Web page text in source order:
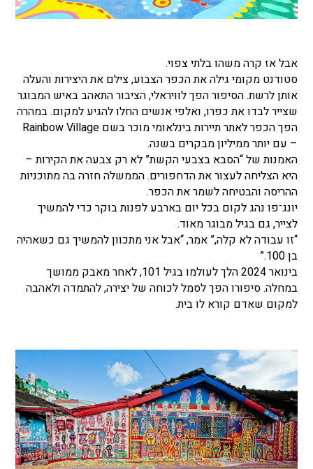
אבל אז קרה משהו בלתי צפוי.
סטודנט מקומי גילה את הכפר הצבוע, צילם את היצירות והעלה
אותן לרשת. הסיפור הפך לוויראלי, הציבור התאהב באיש המבוגר
שצייר לבדו את כפרו, ואלפי אנשים החלו להגיע למקום. במהרה
הפך הכפר לאתר תיירות בינלאומי מוכר בשם Rainbow Village
– עם יותר ממיליון מבקרים בשנה.
האמנות של “הסבא בצבעי הקשת” לא רק צבעה את הקירות –
היא הצליחה לעצור את הדחפורים. הממשלה חזרה בה מתוכניות
ההריסה והבטיחה לשמר את הכפר.
יונג־פו נהג לקום בכל יום בארבע לפנות בוקר כדי להמשיך
לצייר, גם בגיל מבוגר מאוד.
“זו עבודה לא קלה,” אמר, “אבל אני מתכוון להמשיך גם כשאהיה
בן 100.”
בינואר 2024 הלך לעולמו בגיל 101, לאחר מאבק ממושך
במחלה. סיפורו הפך לסמל לכוחה של יצירה, להתמדה ולאהבה
למקום שאדם קורא לו בית.